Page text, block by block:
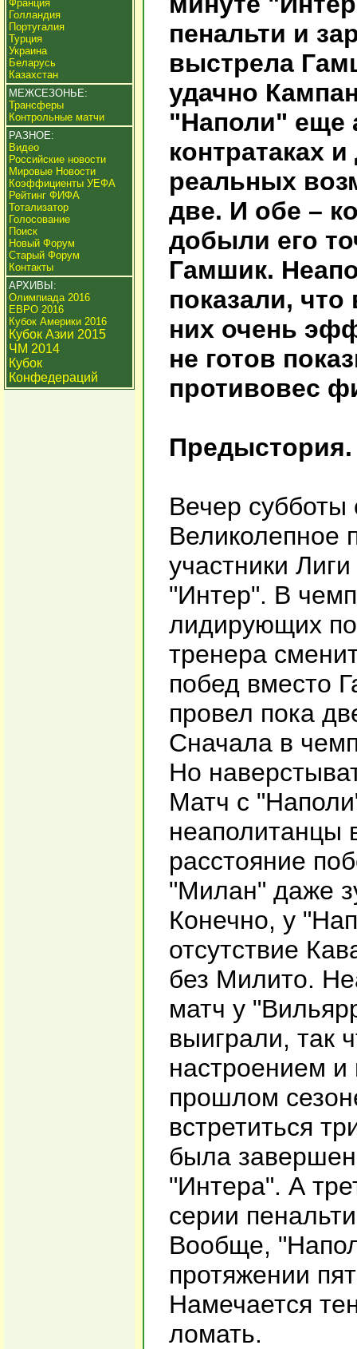
Франция
Голландия
Португалия
Турция
Украина
Беларусь
Казахстан
МЕЖСЕЗОНЬЕ:
Трансферы
Контрольные матчи
РАЗНОЕ:
Видео
Российские новости
Мировые Новости
Коэффициенты УЕФА
Рейтинг ФИФА
Тотализатор
Голосование
Поиск
Новый Форум
Старый Форум
Контакты
АРХИВЫ:
Олимпиада 2016
ЕВРО 2016
Кубок Америки 2016
Кубок Азии 2015
ЧМ 2014
Кубок
Конфедераций
пенальти и
выстрела
удачно
"Наполи" еще
контратаках
реальных
две. И обе –
добыли его
Гамшик.
показали,
них очень
не готов
противовес
Предыстория.
Вечер
Великолепное
участники
"Интер". В
лидирующих
тренера
побед вместо
провел пока
Сначала в
Но
Матч с
неаполитанцы
расстояние
"Милан" даже
Конечно, у
отсутствие
без Милито.
матч у
выиграли, так
настроением и
прошлом
встретиться
была
"Интера". А
серии
Вообще,
протяжении
Намечается
ломать.